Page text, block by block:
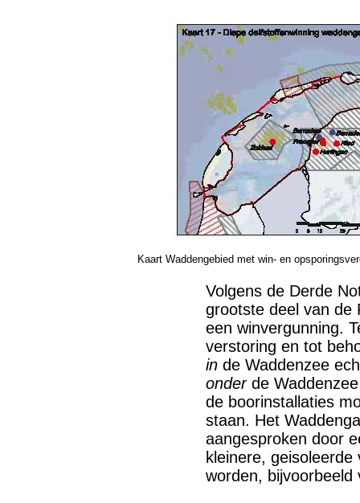
Kaart Waddengebied met win- en
Volgens de Derde
grootste deel van de
een winvergunning.
verstoring en tot
in de Waddenzee
onderde
de boorinstallaties
staan. Het
aangesproken door
kleinere,
worden,